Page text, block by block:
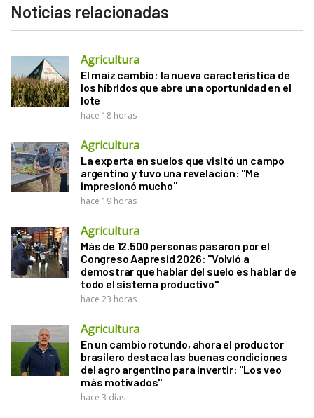
Noticias relacionadas
Agricultura
El maíz cambió: la nueva característica de
los híbridos que abre una oportunidad en el
lote
hace 18 horas
Agricultura
La experta en suelos que visitó un campo
argentino y tuvo una revelación: "Me
impresionó mucho"
hace 19 horas
Agricultura
Más de 12.500 personas pasaron por el
Congreso Aapresid 2026: "Volvió a
demostrar que hablar del suelo es hablar de
todo el sistema productivo"
hace 23 horas
Agricultura
En un cambio rotundo, ahora el productor
brasilero destaca las buenas condiciones
del agro argentino para invertir: "Los veo
más motivados"
hace 3 días